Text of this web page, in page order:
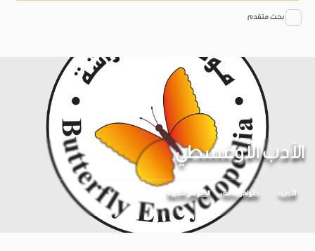
بحث متقدم
الأدب الأوغسطي
الأدب ظواهر عامة الظواهر الأدبية